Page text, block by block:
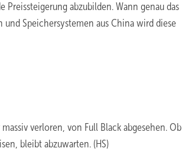
abzubilden. Wann genau das
Speichersystemen aus China wird diese
verloren, von Full Black abgesehen. Ob
bleibt abzuwarten. (HS)